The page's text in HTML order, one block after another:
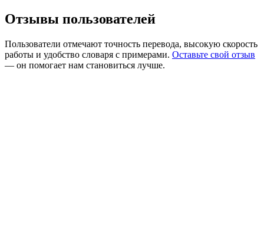
Отзывы пользователей
Пользователи отмечают точность перевода, высокую скорость
работы и удобство словаря с примерами. Оставьте свой отзыв
— он помогает нам становиться лучше.